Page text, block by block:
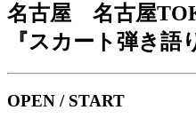
名古屋 名古屋
『スカート弾き語
OPEN / START